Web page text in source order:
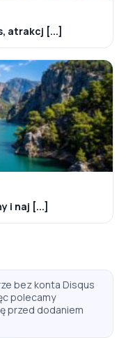
atrakcj [...]
i naj [...]
bez konta Disqus
polecamy
przed dodaniem